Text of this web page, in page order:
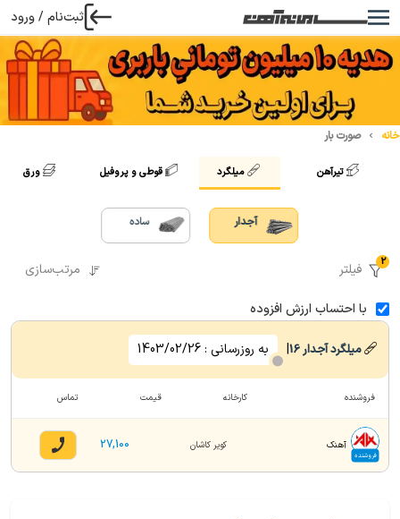
ثبت‌نام / ورود
خانه صورت بار
تیرآهن میلگرد قوطی و پروفیل ورق
آجدار ساده
2 فیلتر مرتب‌سازی
با احتساب ارزش افزوده
میلگرد آجدار16
| به روزرسانی : 1403/02/26
فروشنده کارخانه قیمت تماس
فروشنده
آهنک کویر کاشان 27,100